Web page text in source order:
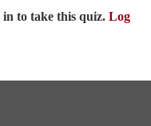
in to take this quiz. Log